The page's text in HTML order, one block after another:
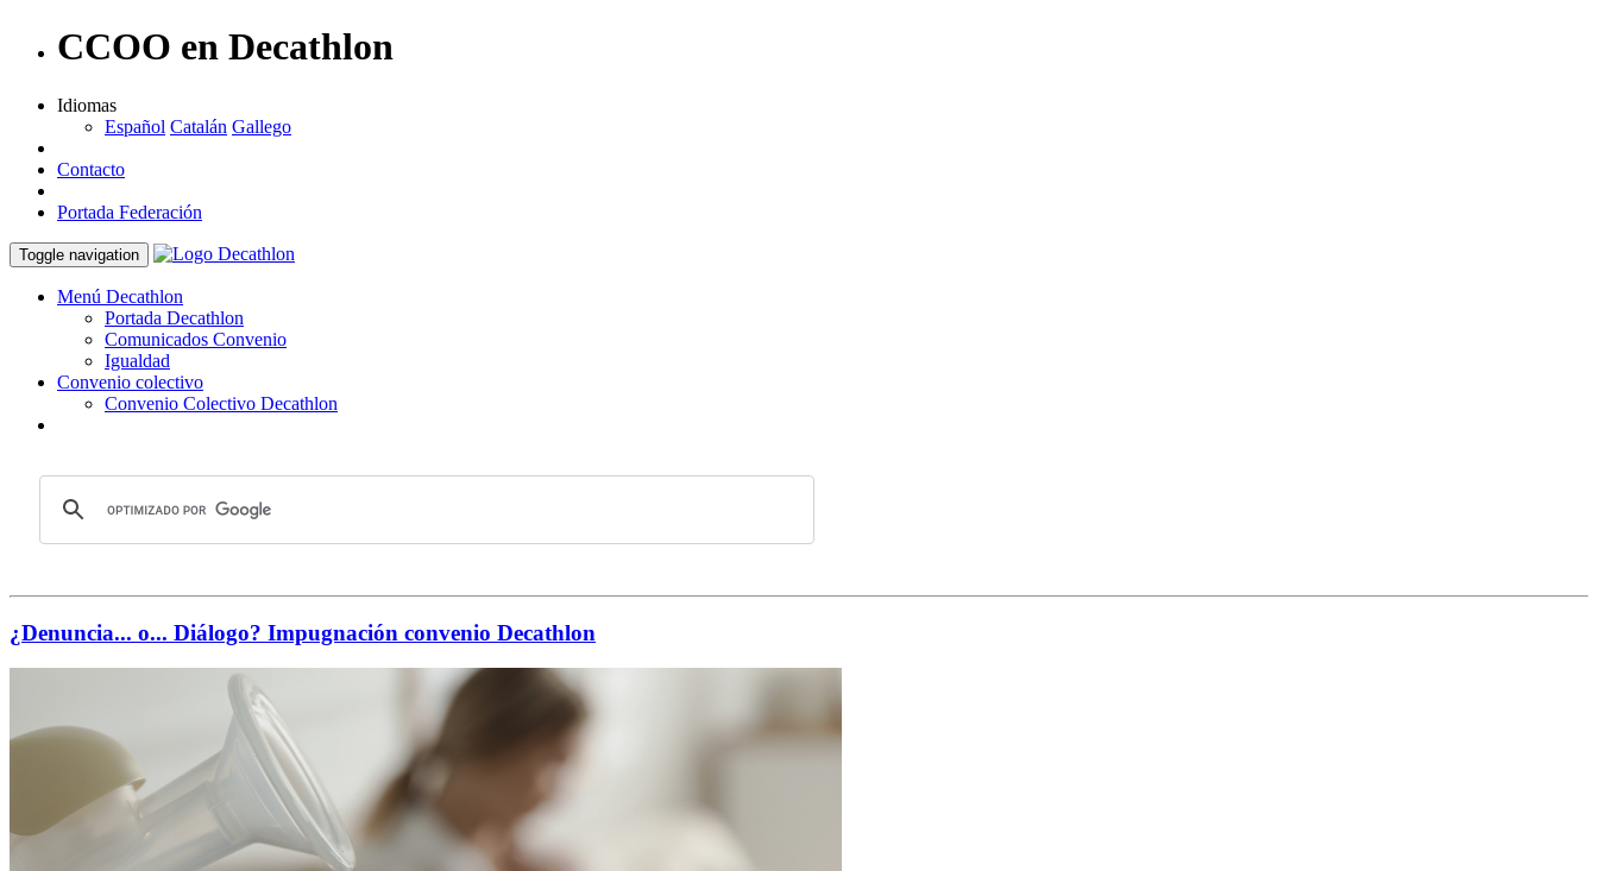
CCOO en Decathlon
Idiomas
Español Catalán Gallego
Contacto
Portada Federación
Toggle navigation
Menú Decathlon
Portada Decathlon
Comunicados Convenio
Igualdad
Convenio colectivo
Convenio Colectivo Decathlon
¿Denuncia... o... Diálogo? Impugnación convenio Decathlon